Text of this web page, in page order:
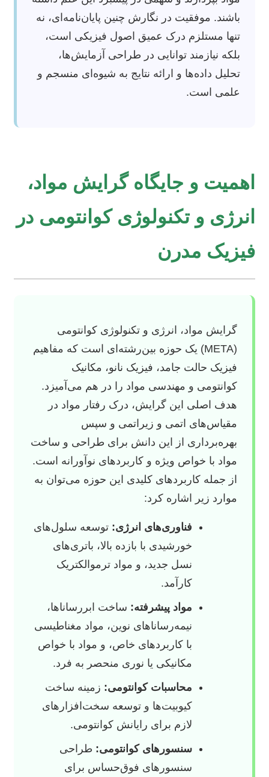
باشند. موفقیت در نگارش چنین پایان‌نامه‌ای، نه
تنها مستلزم درک عمیق اصول فیزیکی است،
بلکه نیازمند توانایی در طراحی آزمایش‌ها،
تحلیل داده‌ها و ارائه نتایج به شیوه‌ای منسجم و
علمی است.
اهمیت و جایگاه گرایش مواد،
انرژی و تکنولوژی کوانتومی در
فیزیک مدرن
گرایش مواد، انرژی و تکنولوژی کوانتومی
(META) یک حوزه بین‌رشته‌ای است که مفاهیم
فیزیک حالت جامد، فیزیک نانو، مکانیک
کوانتومی و مهندسی مواد را در هم می‌آمیزد.
هدف اصلی این گرایش، درک رفتار مواد در
مقیاس‌های اتمی و زیراتمی و سپس
بهره‌برداری از این دانش برای طراحی و ساخت
مواد با خواص ویژه و کاربردهای نوآورانه است.
از جمله کاربردهای کلیدی این حوزه می‌توان به
موارد زیر اشاره کرد:
فناوری‌های انرژی: توسعه سلول‌های
خورشیدی با بازده بالا، باتری‌های
نسل جدید، و مواد ترموالکتریک
کارآمد.
مواد پیشرفته: ساخت ابررساناها،
نیمه‌رساناهای نوین، مواد مغناطیسی
با کاربردهای خاص، و مواد با خواص
مکانیکی یا نوری منحصر به فرد.
محاسبات کوانتومی: زمینه ساخت
کیوبیت‌ها و توسعه سخت‌افزارهای
لازم برای رایانش کوانتومی.
سنسورهای کوانتومی: طراحی
سنسورهای فوق‌حساس برای